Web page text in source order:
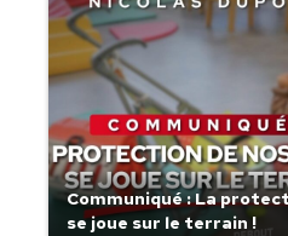
Communiqué : La
se joue sur le terrain !